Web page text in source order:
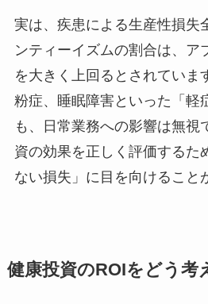
実は、疾患による生産性損失
ンティーイズムの割合は、ア
を大きく上回るとされていま
粉症、睡眠障害といった「軽
も、日常業務への影響は無視
資の効果を正しく評価するた
ない損失」に目を向けること
健康投資のROIをどう考